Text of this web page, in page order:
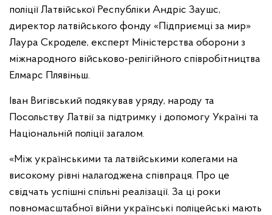
поліції Латвійської Республіки Андріс Заушс,
директор латвійського фонду «Підприємці за мир»
Лаура Скроделе, експерт Міністерства оборони з
міжнародного військово-релігійного співробітництва
Елмарс Плявіньш.
Іван Вигівський подякував уряду, народу та
Посольству Латвії за підтримку і допомогу Україні та
Національній поліції загалом.
«Між українськими та латвійськими колегами на
високому рівні налагоджена співпраця. Про це
свідчать успішні спільні реалізації. За ці роки
повномасштабної війни українські поліцейські мають